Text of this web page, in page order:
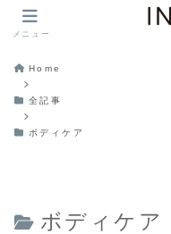
Home
全記事
ボディケア
ボディケア
メニュー